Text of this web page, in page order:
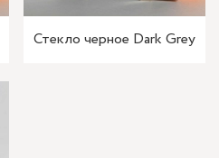
Стекло черное Dark Grey